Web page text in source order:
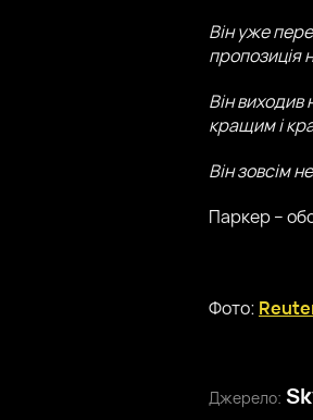
Він уже
пропозиція
Він виходив
кращим і
Він зовсім
Паркер –
Фото:
Джерело: